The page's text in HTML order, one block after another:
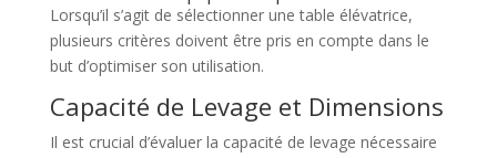
Lorsqu’il s’agit de sélectionner une table élévatrice,
plusieurs critères doivent être pris en compte dans le
but d’optimiser son utilisation.
Capacité de Levage et Dimensions
Il est crucial d’évaluer la capacité de levage nécessaire